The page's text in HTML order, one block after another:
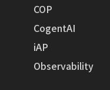
COP
CogentAI
iAP
Observability